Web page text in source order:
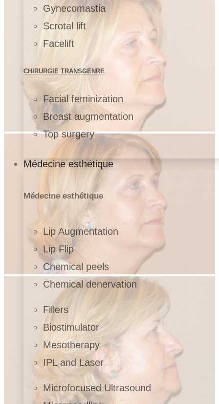
Gynecomastia
Scrotal lift
Facelift
CHIRURGIE TRANSGENRE
Facial feminization
Breast augmentation
Top surgery
Médecine esthétique
Médecine esthétique
Lip Augmentation
Lip Flip
Chemical peels
Chemical denervation
Fillers
Biostimulator
Mesotherapy
IPL and Laser
Microfocused Ultrasound